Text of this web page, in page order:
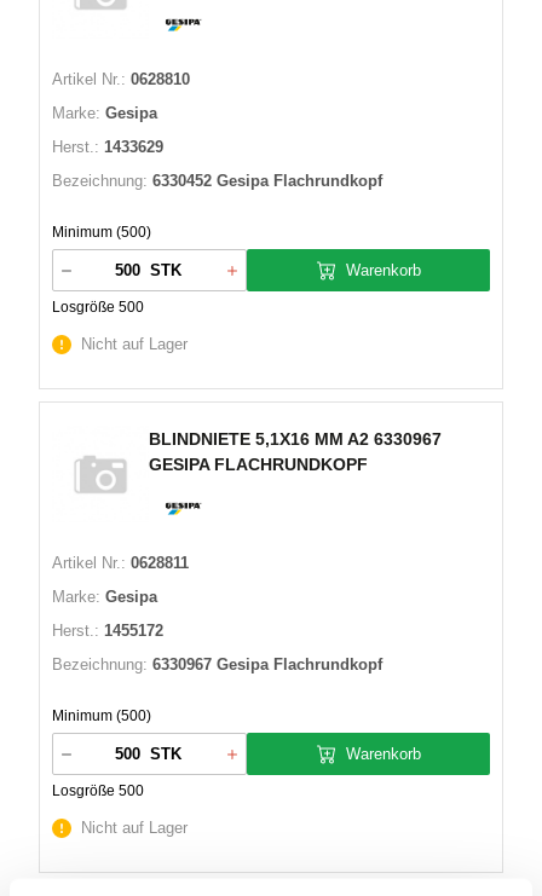
Artikel Nr.: 0628810
Marke: Gesipa
Herst.: 1433629
Bezeichnung: 6330452 Gesipa Flachrundkopf
Minimum (500)
STK
Losgröße 500
Warenkorb
Nicht auf Lager
BLINDNIETE 5,1X16 MM A2 6330967
GESIPA FLACHRUNDKOPF
Artikel Nr.: 0628811
Marke: Gesipa
Herst.: 1455172
Bezeichnung: 6330967 Gesipa Flachrundkopf
Minimum (500)
STK
Losgröße 500
Warenkorb
Nicht auf Lager